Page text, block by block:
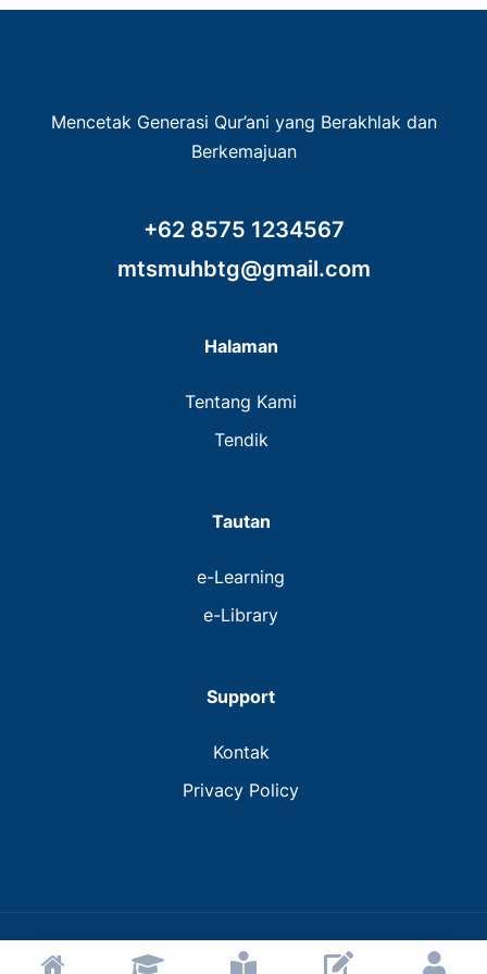
Mencetak Generasi Qur’ani yang Berakhlak dan
Berkemajuan
+62 8575 1234567
mtsmuhbtg@gmail.com
Halaman
Tentang Kami
Tendik
Tautan
e-Learning
e-Library
Support
Kontak
Privacy Policy